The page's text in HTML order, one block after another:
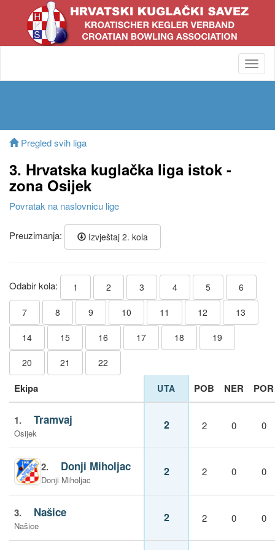
Pregled svih liga
3. Hrvatska kuglačka liga istok -
zona Osijek
Povratak na naslovnicu lige
Preuzimanja: Izvještaj 2. kola
Odabir kola: 1 2 3 4 5 6
7 8 9 10 11 12 13
14 15 16 17 18 19
20 21 22
Ekipa UTA POB NER POR
1. Tramvaj
Osijek
2 2 0 0
2. Donji Miholjac
Donji Miholjac
2 2 0 0
3. Našice
Našice
2 2 0 0